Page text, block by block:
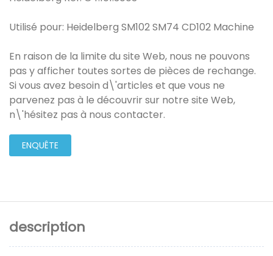
Utilisé pour: Heidelberg SM102 SM74 CD102 Machine
En raison de la limite du site Web, nous ne pouvons
pas y afficher toutes sortes de pièces de rechange.
Si vous avez besoin d\'articles et que vous ne
parvenez pas à le découvrir sur notre site Web,
n\'hésitez pas à nous contacter.
ENQUÊTE
description